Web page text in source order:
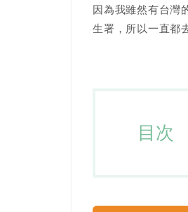
因為我雖然有台灣
生署，所以一直都
目次